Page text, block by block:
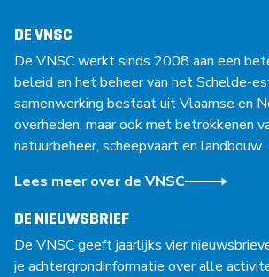
DE VNSC
De VNSC werkt sinds 2008 aan een
beleid en het beheer van het Schelde-
samenwerking bestaat uit Vlaamse en
overheden, maar ook met betrokkenen
natuurbeheer, scheepvaart en landbouw.
Lees meer over de VNSC
DE NIEUWSBRIEF
De VNSC geeft jaarlijks vier
je achtergrondinformatie over alle